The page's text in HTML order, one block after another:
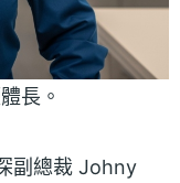
長。
副總裁 Johny